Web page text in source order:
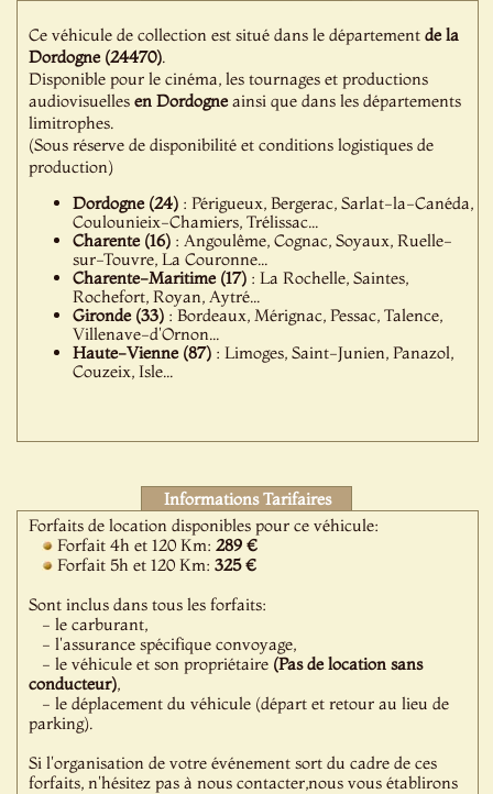
Ce véhicule de collection est situé dans le départementde la
Dordogne (24470).
Disponible pour le cinéma, les tournages et productions
audiovisuellesen Dordogneainsi que dans les départements
limitrophes.
(Sous réserve de disponibilité et conditions logistiques de
production)
Dordogne (24) : Périgueux, Bergerac, Sarlat-la-Canéda,
Coulounieix-Chamiers, Trélissac...
Charente (16) : Angoulême, Cognac, Soyaux, Ruelle-
sur-Touvre, La Couronne...
Charente-Maritime (17) : La Rochelle, Saintes,
Rochefort, Royan, Aytré...
Gironde (33) : Bordeaux, Mérignac, Pessac, Talence,
Villenave-d'Ornon...
Haute-Vienne (87) : Limoges, Saint-Junien, Panazol,
Couzeix, Isle...
Informations Tarifaires
Forfaits de location disponibles pour ce véhicule:
Forfait 4h et 120 Km:289 €
Forfait 5h et 120 Km:325 €
Sont inclus dans tous les forfaits:
- le carburant,
- l'assurance spécifique convoyage,
- le véhicule et son propriétaire (Pas de location sans
conducteur),
- le déplacement du véhicule (départ et retour au lieu de
parking).
Si l'organisation de votre événement sort du cadre de ces
forfaits, n'hésitez pas à nous contacter,nous vous établirons